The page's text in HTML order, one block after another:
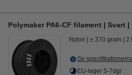
Polymaker PA6-CF filament | Svart
Nylon ± 370 gram 2
Se
EU-lager 5-7dgr